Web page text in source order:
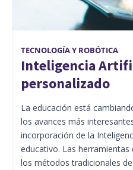
TECNOLOGÍA Y ROBÓTICA
Inteligencia
personalizado
La educación está
los avances más
incorporación de la
educativo. Las
los métodos tradicionales